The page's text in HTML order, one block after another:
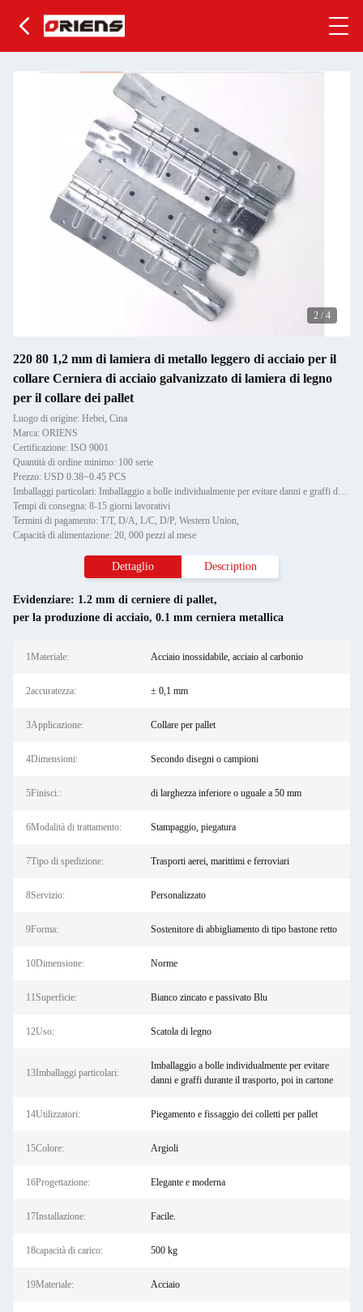
2 /4
220 80 1,2 mm di lamiera di metallo leggero di acciaio per il
collare Cerniera di acciaio galvanizzato di lamiera di legno
per il collare dei pallet
Luogo di origine: Hebei, Cina
Marca: ORIENS
Certificazione: ISO 9001
Quantità di ordine minimo: 100 serie
Prezzo: USD 0.38~0.45 PCS
Imballaggi particolari: Imballaggio a bolle individualmente per evitare danni e graffi durante il trasporto, poi in cartone
Tempi di consegna: 8-15 giorni lavorativi
Termini di pagamento: T/T, D/A, L/C, D/P, Western Union,
Capacità di alimentazione: 20, 000 pezzi al mese
Dettaglio Description
Evidenziare: 1.2 mm di cerniere di pallet,
per la produzione di acciaio, 0.1 mm cerniera metallica
1Materiale: Acciaio inossidabile, acciaio al carbonio
2accuratezza: ± 0,1 mm
3Applicazione: Collare per pallet
4Dimensioni: Secondo disegni o campioni
5Finisci.: di larghezza inferiore o uguale a 50 mm
6Modalità di trattamento: Stampaggio, piegatura
7Tipo di spedizione: Trasporti aerei, marittimi e ferroviari
8Servizio: Personalizzato
9Forma: Sostenitore di abbigliamento di tipo bastone retto
10Dimensione: Norme
11Superficie: Bianco zincato e passivato Blu
12Uso: Scatola di legno
13Imballaggi particolari:
Imballaggio a bolle individualmente per evitare
danni e graffi durante il trasporto, poi in cartone
14Utilizzatori: Piegamento e fissaggio dei colletti per pallet
15Colore: Argioli
16Progettazione: Elegante e moderna
17Installazione: Facile.
18capacità di carico: 500 kg
19Materiale: Acciaio